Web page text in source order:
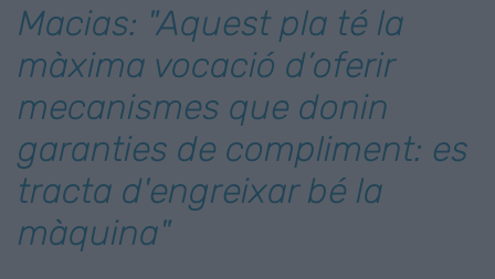
Macias: "Aquest pla té la
màxima vocació d’oferir
mecanismes que donin
garanties de compliment: es
tracta d'engreixar bé la
màquina"